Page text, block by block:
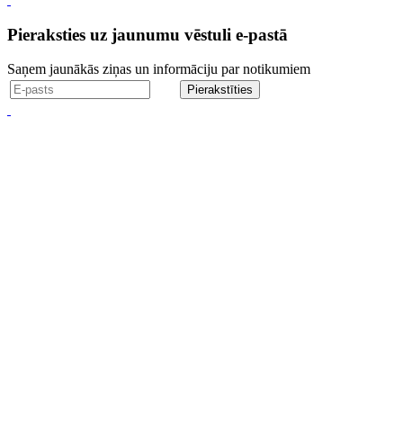
Pieraksties uz jaunumu vēstuli e-pastā
Saņem jaunākās ziņas un informāciju par notikumiem